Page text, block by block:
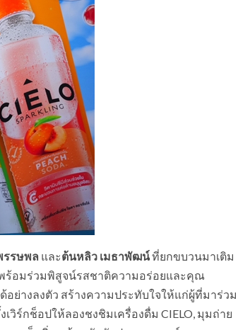
รรษพล และต้นหลิว เมธาพัฒน์ที่ยกขบวนมาเติม
ร้อมร่วมพิสูจน์รสชาติความอร่อยและคุณ
ย่างลงตัว สร้างความประทับใจให้แก่ผู้ที่มาร่วม
วิร์กช็อปให้ลองชงชิมเครื่องดื่ม CIELO, มุมถ่าย